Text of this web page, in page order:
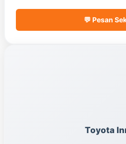
💬 Pesan
Toyota